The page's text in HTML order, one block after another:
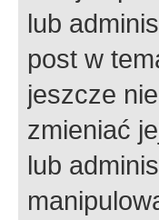
lub
post w
jeszcze
zmieniać
lub